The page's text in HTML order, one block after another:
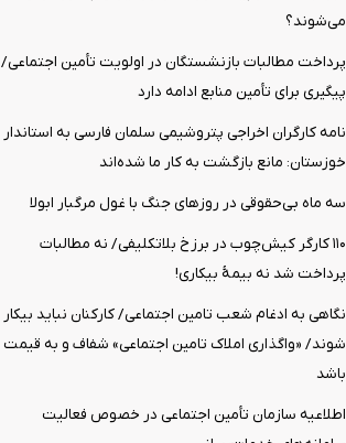
می‌شوند؟
پرداخت مطالبات بازنشستگان در اولویت تأمین اجتماعی/
پیگیری برای تأمین منابع ادامه دارد
نامه کارگران اخراجی پتروشیمی سلمان فارسی به استاندار
خوزستان: مانع بازگشت به کار ما شده‌اند
سه ماه بی‌حقوقی در روزهای جنگ با غول مرگبار ابولا
۱۱۰ کارگر کیش‌چوب در برزخ بلاتکلیفی/ نه مطالبات
پرداخت شد نه بیمۀ بیکاری!
نگاهی به ادغام شعب تامین اجتماعی/ کارکنان نباید بیکار
شوند/ «واگذاری املاک تامین اجتماعی» شفاف و به قیمت
باشد
اطلاعیه سازمان تأمین اجتماعی در خصوص فعالیت